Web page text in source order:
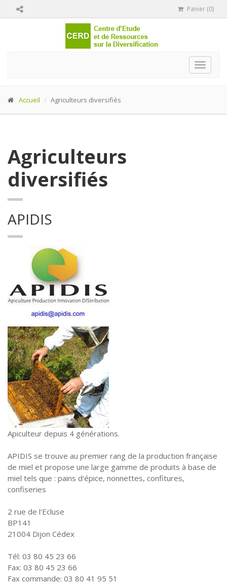
Panier (0)
Toggle
Accueil Agriculteurs diversifiés
Agriculteurs
diversifiés
APIDIS
Apiculteur depuis 4 générations.
APIDIS se trouve au premier rang de la production française
de miel et propose une large gamme de produits à base de
miel tels que : pains d'épice, nonnettes, confitures,
confiseries
2 rue de l'Ecluse
BP141
21004 Dijon Cédex
Tél: 03 80 45 23 66
Fax: 03 80 45 23 66
Fax commande: 03 80 41 95 51